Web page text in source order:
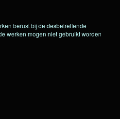
berust bij de desbetreffende
werken mogen niet gebruikt worden